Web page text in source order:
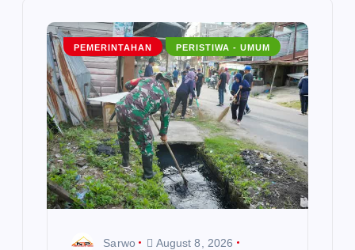
PEMERINTAHAN PERISTIWA - UMUM
Sarwo
August 8, 2026